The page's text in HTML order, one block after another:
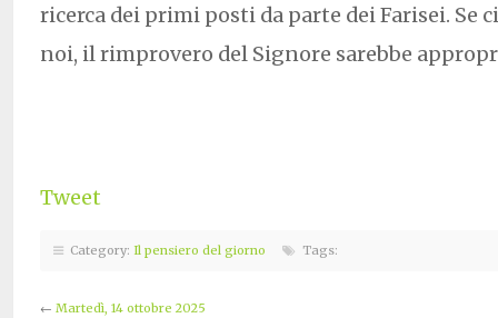
ricerca dei primi posti da parte dei Farisei. Se
noi, il rimprovero del Signore sarebbe
Tweet
Category: Il pensiero del giorno Tags:
← Martedì, 14 ottobre 2025